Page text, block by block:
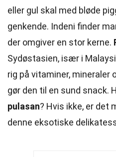
eller gul skal med bløde
genkende. Indeni finder
der omgiver en stor kerne.
Sydøstasien, især i
rig på vitaminer, mineraler
gør den til en sund snack.
pulasan? Hvis ikke, er det
denne eksotiske